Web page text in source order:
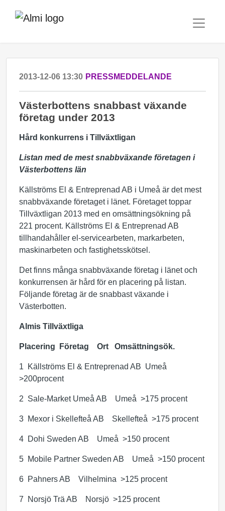
2013-12-06 13:30 PRESSMEDDELANDE
Västerbottens snabbast växande
företag under 2013
Hård konkurrens i Tillväxtligan
Listan med de mest snabbväxande företagen i
Västerbottens län
Källströms El & Entreprenad AB i Umeå är det mest
snabbväxande företaget i länet. Företaget toppar
Tillväxtligan 2013 med en omsättningsökning på
221 procent. Källströms El & Entreprenad AB
tillhandahåller el-servicearbeten, markarbeten,
maskinarbeten och fastighetsskötsel.
Det finns många snabbväxande företag i länet och
konkurrensen är hård för en placering på listan.
Följande företag är de snabbast växande i
Västerbotten.
Almis Tillväxtliga
Placering Företag Ort Omsättningsök.
1 Källströms El & Entreprenad AB Umeå
>200procent
2 Sale-Market Umeå AB Umeå >175 procent
3 Mexor i Skellefteå AB Skellefteå >175 procent
4 Dohi Sweden AB Umeå >150 procent
5 Mobile Partner Sweden AB Umeå >150 procent
6 Pahners AB Vilhelmina >125 procent
7 Norsjö Trä AB Norsjö >125 procent